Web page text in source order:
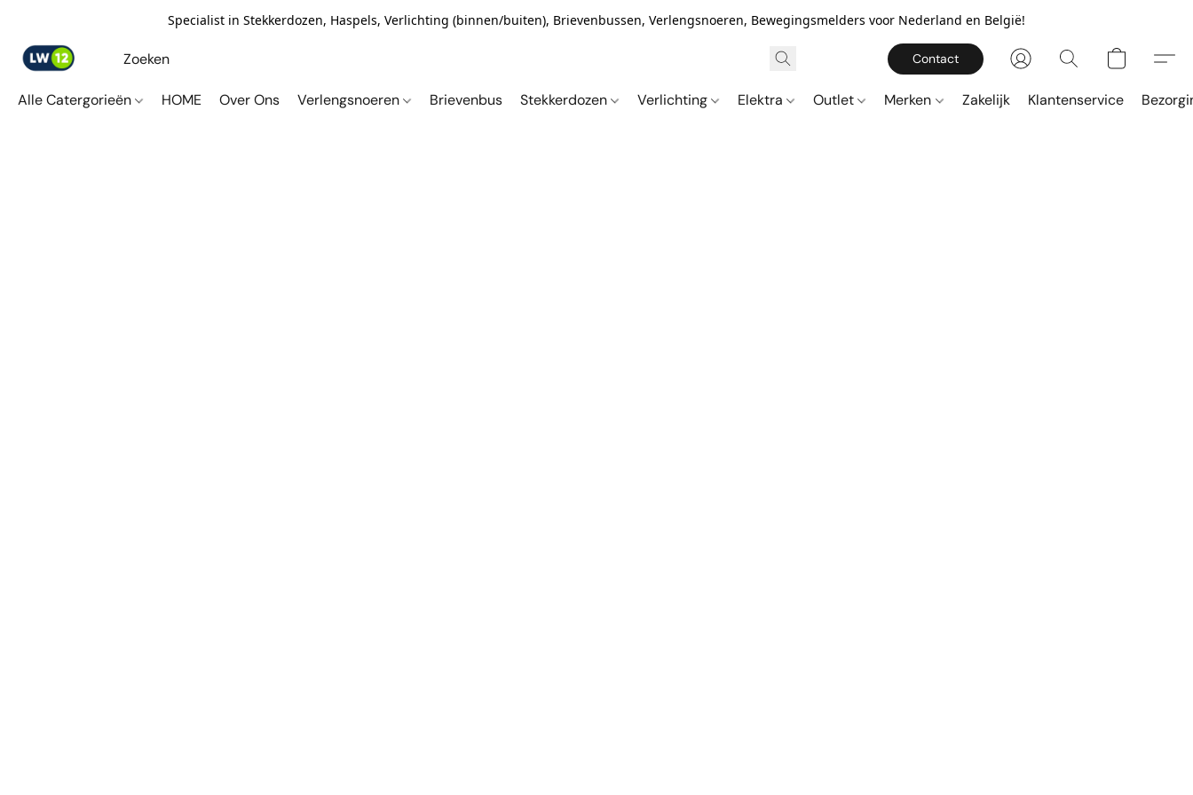
Specialist in Stekkerdozen, Haspels, Verlichting (binnen/buiten), Brievenbussen, Verlengsnoeren, Bewegingsmelders voor Nederland en België!
Contact
Alle Catergorieën HOME Over Ons Verlengsnoeren Brievenbus Stekkerdozen Verlichting Elektra Outlet Merken Zakelijk Klantenservice